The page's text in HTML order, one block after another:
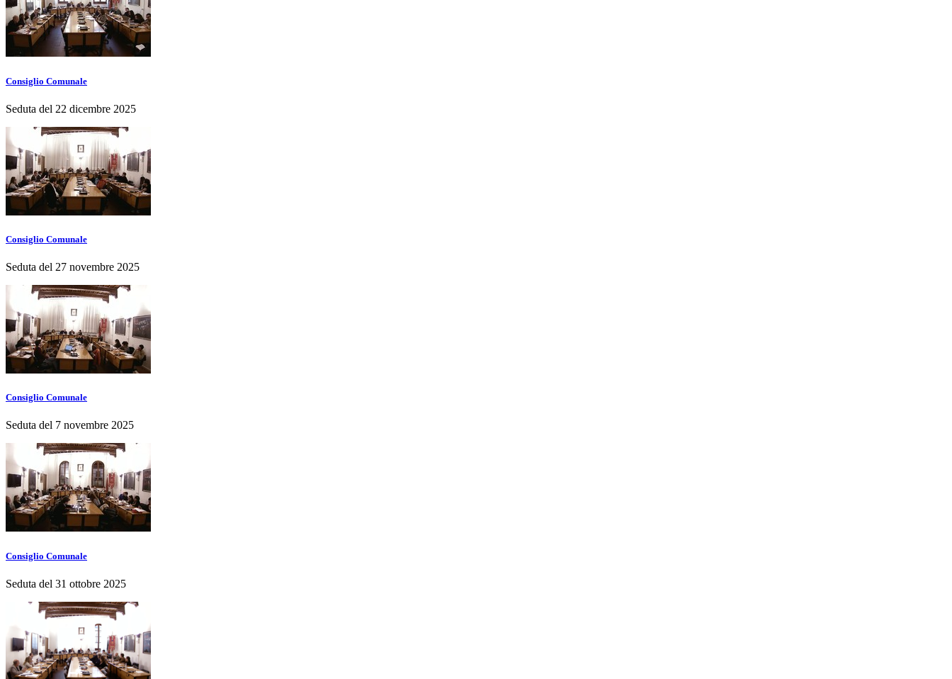
Consiglio Comunale
Seduta del 22 dicembre 2025
Consiglio Comunale
Seduta del 27 novembre 2025
Consiglio Comunale
Seduta del 7 novembre 2025
Consiglio Comunale
Seduta del 31 ottobre 2025